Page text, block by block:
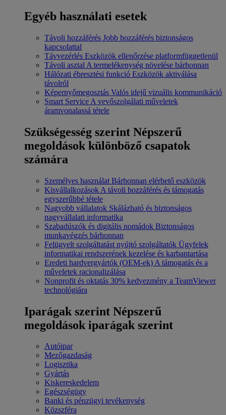
Egyéb használati esetek
Távoli hozzáférés Jobb hozzáférés biztonságos
kapcsolattal
Távvezérlés Eszközök ellenőrzése platformfüggetlenül
Távoli asztal A termelékenység növelése bárhonnan
Hálózati ébresztési funkció Eszközök aktiválása
távolról
Képernyőmegosztás Valós idejű vizuális kommunikáció
Smart Service A vevőszolgálati műveletek
áramvonalassá tétele
Szükségesség szerint Népszerű
megoldások különböző csapatok
számára
Személyes használat Bárhonnan elérhető eszközök
Kisvállalkozások A távoli hozzáférés és támogatás
egyszerűbbé tétele
Nagyobb vállalatok Skálázható és biztonságos
nagyvállalati informatika
Szabadúszók és digitális nomádok Biztonságos
munkavégzés bárhonnan
Felügyelt szolgáltatást nyújtó szolgáltatók Ügyfelek
informatikai rendszerének kezelése és karbantartása
Eredeti hardvergyártók (OEM-ek) A támogatás és a
műveletek racionalizálása
Nonprofit és oktatás 30% kedvezmény a TeamViewer
technológiára
Iparágak szerint Népszerű
megoldások iparágak szerint
Autóipar
Mezőgazdaság
Logisztika
Gyártás
Kiskereskedelem
Egészségügy
Banki és pénzügyi tevékenység
Közszféra